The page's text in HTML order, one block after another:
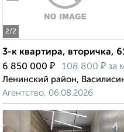
2/2
3-к квартира, вторичка,
6 850 000 ₽ 108 800 ₽ за
Ленинский район,
Агентство, 06.08.2026